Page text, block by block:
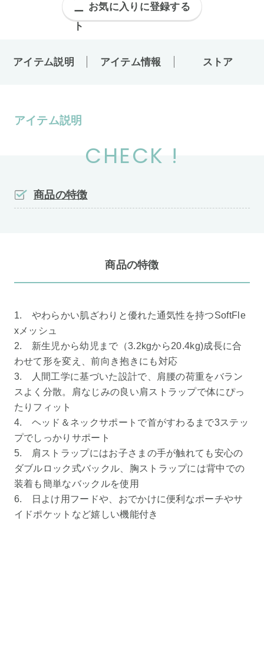
お気に入りに登録する
アイテム説明 アイテム情報 ストア
アイテム説明
CHECK !
商品の特徴
商品の特徴
1. やわらかい肌ざわりと優れた通気性を持つSoftFle
xメッシュ
2. 新生児から幼児まで（3.2kgから20.4kg)成長に合
わせて形を変え、前向き抱きにも対応
3. 人間工学に基づいた設計で、肩腰の荷重をバラン
スよく分散。肩なじみの良い肩ストラップで体にぴっ
たりフィット
4. ヘッド＆ネックサポートで首がすわるまで3ステッ
プでしっかりサポート
5. 肩ストラップにはお子さまの手が触れても安心の
ダブルロック式バックル、胸ストラップには背中での
装着も簡単なバックルを使用
6. 日よけ用フードや、おでかけに便利なポーチやサ
イドポケットなど嬉しい機能付き